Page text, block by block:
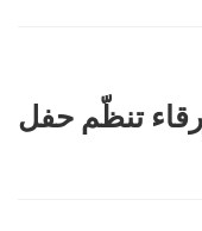
تنظّم حفل